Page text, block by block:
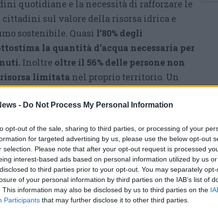
- Do Not Process My Personal Information
opt-out of the sale, sharing to third parties, or processing of your
for targeted advertising by us, please use the below opt-out
selection. Please note that after your opt-out request is processed
interest-based ads based on personal information utilized by us
to third parties prior to your opt-out. You may separately
of your personal information by third parties on the IAB’s list of
This information may also be disclosed by us to third parties on the
Participants that may further disclose it to other third parties.
quotidiane e la necessità di rafforzare le
sul valore della risorsa idrica e
sostenibile. Quasi l’80% degli
la quantità d’acqua necessaria per
Inoltre oltre il 56% delle persone non
risorsa limitata nel proprio territorio. Un
a una ridotta percezione dell’impatto
domestici:solo il 15,2% degli intervistati
dell’acqua in ambito familiare abbia
elevate.La ricerca mette in evidenza
nei confronti dell’acqua del
persone coinvolte nell’indagine dichiara
regolarmente per cucinare e per
gli autori dello studio, questo
la presenza di una distanza tra la qualità